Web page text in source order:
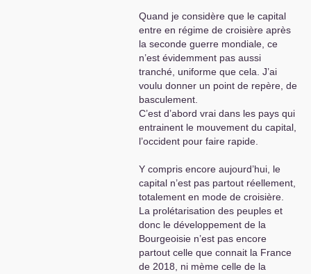
Quand je considère que le capital
entre en régime de croisière après
la seconde guerre mondiale, ce
n’est évidemment pas aussi
tranché, uniforme que cela. J’ai
voulu donner un point de repère, de
basculement.
C’est d’abord vrai dans les pays qui
entrainent le mouvement du capital,
l’occident pour faire rapide.
Y compris encore aujourd’hui, le
capital n’est pas partout réellement,
totalement en mode de croisière.
La prolétarisation des peuples et
donc le développement de la
Bourgeoisie n’est pas encore
partout celle que connait la France
de 2018, ni mème celle de la